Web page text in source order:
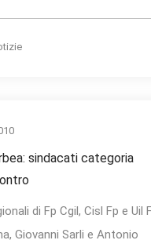
sindacati categoria
di Fp Cgil, Cisl Fp e Uil
Giovanni Sarli e Antonio